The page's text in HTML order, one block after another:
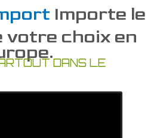
Importe le
votre choix en
DANS LE